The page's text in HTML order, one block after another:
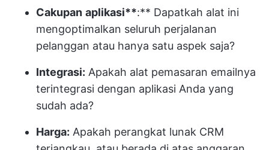
Cakupan aplikasi**:** Dapatkah alat ini
mengoptimalkan seluruh perjalanan
pelanggan atau hanya satu aspek saja?
Integrasi: Apakah alat pemasaran emailnya
terintegrasi dengan aplikasi Anda yang
sudah ada?
Harga: Apakah perangkat lunak CRM